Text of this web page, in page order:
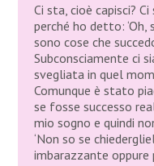
Ci sta, cioè capisci?
perché ho detto: ‘Oh,
sono cose che
Subconsciamente ci
svegliata in quel
Comunque è stato
se fosse successo
mio sogno e quindi
‘Non so se
imbarazzante oppure